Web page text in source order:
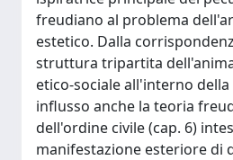
freudiano al problema
estetico. Dalla
struttura tripartita
etico-sociale all'interno
influsso anche la teoria
dell'ordine civile (cap. 6)
manifestazione esteriore di